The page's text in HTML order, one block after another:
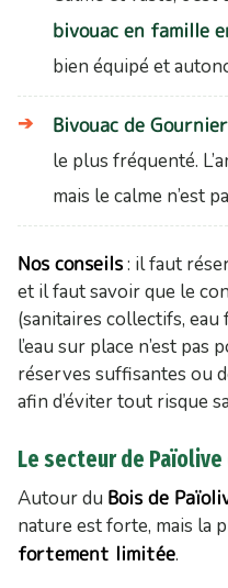
bivouac en famille
bien équipé et
Bivouac de Gournier
le plus fréquenté.
mais le calme n’est
Nos conseils: il faut
et il faut savoir que le
(sanitaires collectifs,
l’eau sur place n’est pas
réserves suffisantes ou
afin d’éviter tout risque
Le secteur de
Autour du Bois de
nature est forte, mais la
fortement limitée.